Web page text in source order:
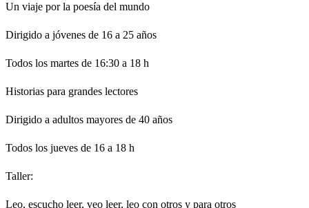
Un viaje por la poesía del mundo
Dirigido a jóvenes de 16 a 25 años
Todos los martes de 16:30 a 18 h
Historias para grandes lectores
Dirigido a adultos mayores de 40 años
Todos los jueves de 16 a 18 h
Taller:
Leo, escucho leer, veo leer, leo con otros y para otros